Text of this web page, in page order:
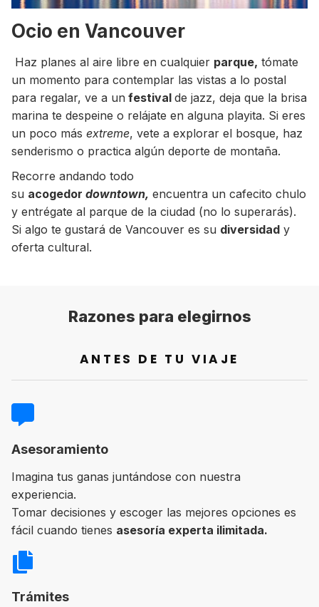
Ocio en Vancouver
Haz planes al aire libre en cualquier parque, tómate
un momento para contemplar las vistas a lo postal
para regalar, ve a un festival de jazz, deja que la brisa
marina te despeine o relájate en alguna playita. Si eres
un poco más extreme, vete a explorar el bosque, haz
senderismo o practica algún deporte de montaña.
Recorre andando todo
su acogedor downtown, encuentra un cafecito chulo
y entrégate al parque de la ciudad (no lo superarás).
Si algo te gustará de Vancouver es su diversidad y
oferta cultural.
Razones para elegirnos
ANTES DE TU VIAJE
Asesoramiento
Imagina tus ganas juntándose con nuestra
experiencia.
Tomar decisiones y escoger las mejores opciones es
fácil cuando tienes asesoría experta ilimitada.
Trámites